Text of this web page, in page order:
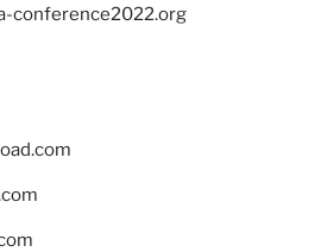
conference2022.org